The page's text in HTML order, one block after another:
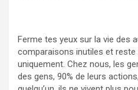
Ferme tes yeux sur la vie des
comparaisons inutiles et
uniquement. Chez nous, les
des gens, 90% de leurs